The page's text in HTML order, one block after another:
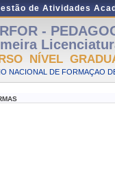
de Atividades
-
NÍVEL
NACIONAL DE FORMAÇAO